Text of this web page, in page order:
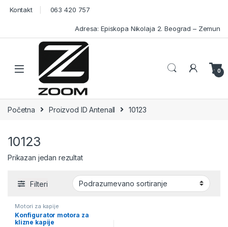
Skip to navigation
Skip to content
Kontakt 063 420 757
Adresa: Episkopa Nikolaja 2. Beograd – Zemun
Open 0
Početna Proizvod ID Antenall 10123
10123
Prikazan jedan rezultat
Filteri
Motori za kapije
Konfigurator motora za
klizne kapije